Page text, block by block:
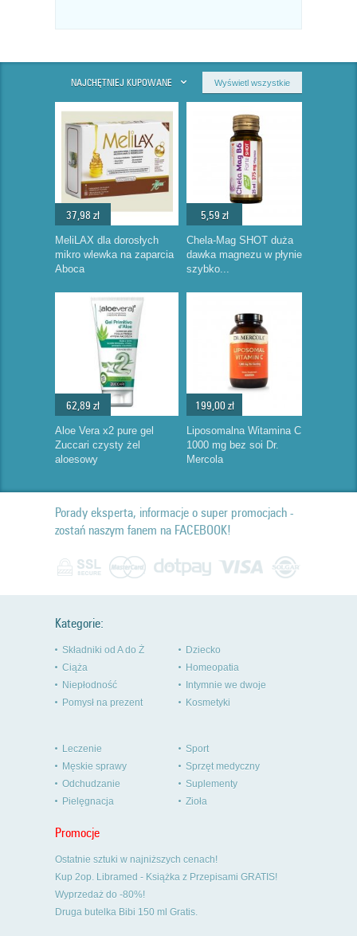
NAJCHĘTNIEJ KUPOWANE Wyświetl wszystkie
37,98 zł
MeliLAX dla dorosłych
mikro wlewka na zaparcia
Aboca
5,59 zł
Chela-Mag SHOT duża
dawka magnezu w płynie
szybko...
62,89 zł
Aloe Vera x2 pure gel
Zuccari czysty żel
aloesowy
199,00 zł
Liposomalna Witamina C
1000 mg bez soi Dr.
Mercola
Porady eksperta, informacje o super promocjach -
zostań naszym fanem na FACEBOOK!
Kategorie:
Składniki od A do Ż
Ciąża
Niepłodność
Pomysł na prezent
Dziecko
Homeopatia
Intymnie we dwoje
Kosmetyki
Leczenie
Męskie sprawy
Odchudzanie
Pielęgnacja
Sport
Sprzęt medyczny
Suplementy
Zioła
Promocje
Ostatnie sztuki w najniższych cenach!
Kup 2op. Libramed - Książka z Przepisami GRATIS!
Wyprzedaż do -80%!
Druga butelka Bibi 150 ml Gratis.